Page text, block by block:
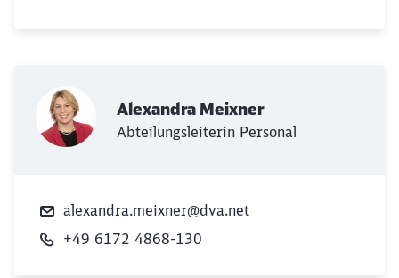
Alexandra Meixner
Abteilungsleiterin Personal
alexandra.meixner@dva.net
+49 6172 4868-130